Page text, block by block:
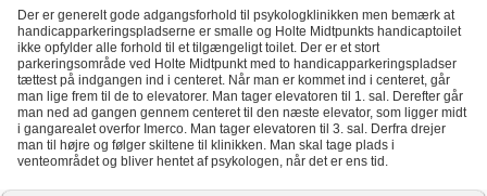
Der er generelt gode adgangsforhold til psykologklinikken men bemærk at
handicapparkeringspladserne er smalle og Holte Midtpunkts handicaptoilet
ikke opfylder alle forhold til et tilgængeligt toilet. Der er et stort
parkeringsområde ved Holte Midtpunkt med to handicapparkeringspladser
tættest på indgangen ind i centeret. Når man er kommet ind i centeret, går
man lige frem til de to elevatorer. Man tager elevatoren til 1. sal. Derefter går
man ned ad gangen gennem centeret til den næste elevator, som ligger midt
i gangarealet overfor Imerco. Man tager elevatoren til 3. sal. Derfra drejer
man til højre og følger skiltene til klinikken. Man skal tage plads i
venteområdet og bliver hentet af psykologen, når det er ens tid.